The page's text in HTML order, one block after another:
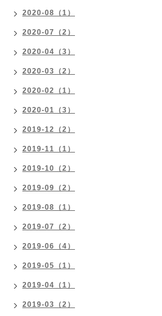
2020-08（1）
2020-07（2）
2020-04（3）
2020-03（2）
2020-02（1）
2020-01（3）
2019-12（2）
2019-11（1）
2019-10（2）
2019-09（2）
2019-08（1）
2019-07（2）
2019-06（4）
2019-05（1）
2019-04（1）
2019-03（2）